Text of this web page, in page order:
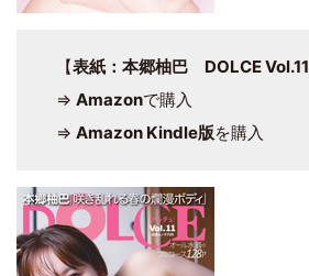
【表紙：本郷柚巴 DOLCE Vol.11
⇒ Amazonで購入
⇒ Amazon Kindle版を購入